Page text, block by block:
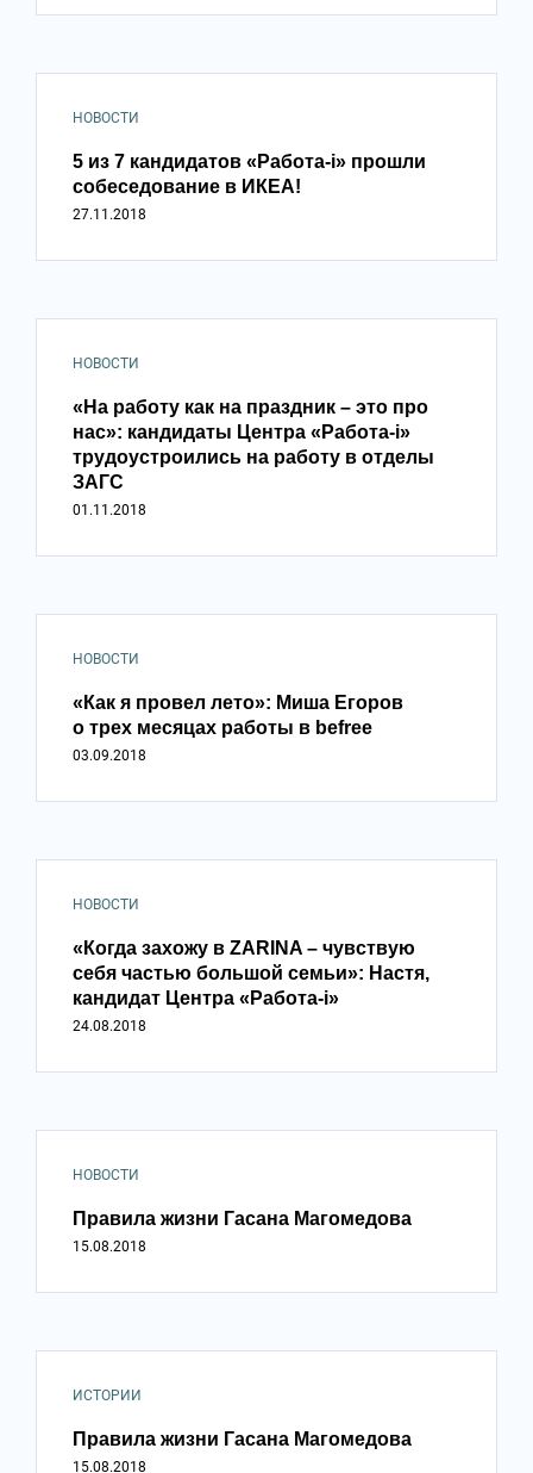
НОВОСТИ
5 из 7 кандидатов «Работа-i» прошли
собеседование в ИКЕА!
27.11.2018
НОВОСТИ
«На работу как на праздник – это про
нас»: кандидаты Центра «Работа-i»
трудоустроились на работу в отделы
ЗАГС
01.11.2018
НОВОСТИ
«Как я провел лето»: Миша Егоров
о трех месяцах работы в befree
03.09.2018
НОВОСТИ
«Когда захожу в ZARINA – чувствую
себя частью большой семьи»: Настя,
кандидат Центра «Работа-i»
24.08.2018
НОВОСТИ
Правила жизни Гасана Магомедова
15.08.2018
ИСТОРИИ
Правила жизни Гасана Магомедова
15.08.2018